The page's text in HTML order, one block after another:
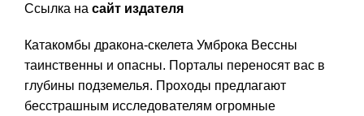
Ссылка на сайт издателя
Катакомбы дракона-скелета Умброка Вессны
таинственны и опасны. Порталы переносят вас в
глубины подземелья. Проходы предлагают
бесстрашным исследователям огромные